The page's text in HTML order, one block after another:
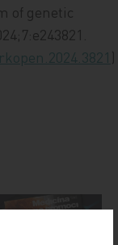
of genetic
)